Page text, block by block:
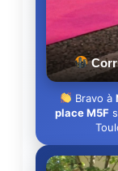
Bravo à
place M5F